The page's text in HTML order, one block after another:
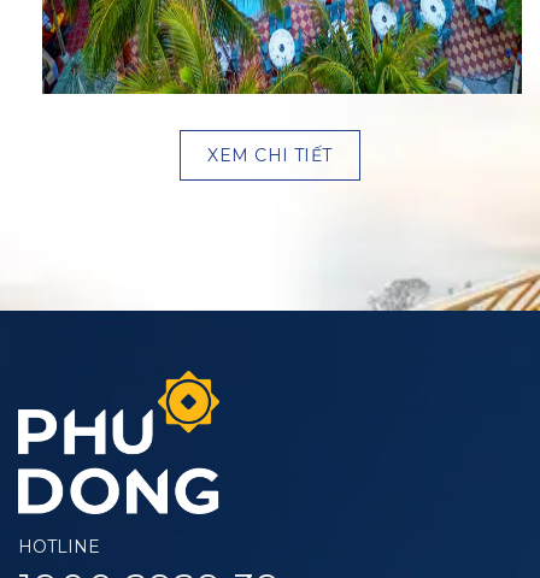
XEM CHI TIẾT
HOTLINE